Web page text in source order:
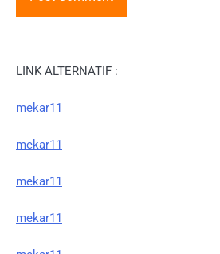
LINK ALTERNATIF :
mekar11
mekar11
mekar11
mekar11